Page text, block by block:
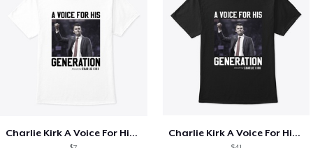
Charlie Kirk A Voice For His Generation Charlie Kirk A Voice For His Generation